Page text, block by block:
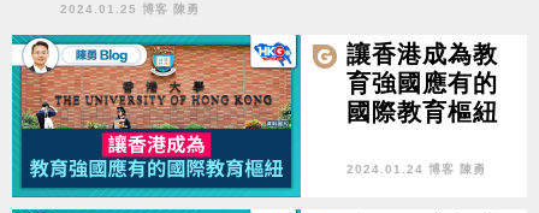
2024.01.25 博客 陳勇
讓香港成為教
育強國應有的
國際教育樞紐
2024.01.24 博客 陳勇